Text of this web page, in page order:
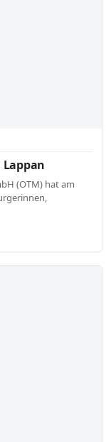
Lappan
(OTM) hat am